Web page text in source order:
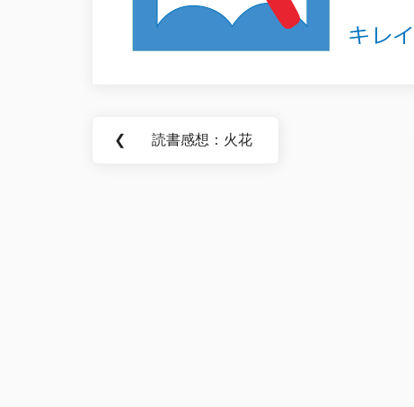
Post
❮
Previous
読書感想：火花